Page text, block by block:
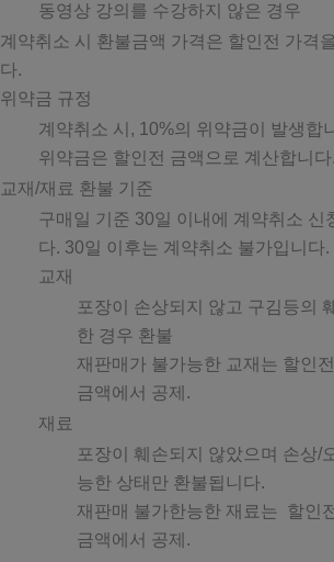
동영상 강의를 수강하지 않은 경우
계약취소 시 환불금액 가격은 할인전 가격
다.
위약금 규정
계약취소 시, 10%의 위약금이 발생합
위약금은 할인전 금액으로 계산합니다.
교재/재료 환불 기준
구매일 기준 30일 이내에 계약취소 신
다. 30일 이후는 계약취소 불가입니다.
교재
포장이 손상되지 않고 구김등의
한 경우 환불
재판매가 불가능한 교재는 할인
금액에서 공제.
재료
포장이 훼손되지 않았으며 손상/
능한 상태만 환불됩니다.
재판매 불가한능한 재료는 할인
금액에서 공제.